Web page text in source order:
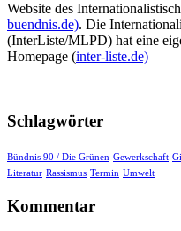
Website des
buendnis.de). Die
(InterListe/MLPD) hat eine
Homepage (inter-liste.de)
Schlagwörter
Bündnis 90 / Die Grünen Gewerkschaft
Literatur Rassismus Termin Umwelt
Kommentar